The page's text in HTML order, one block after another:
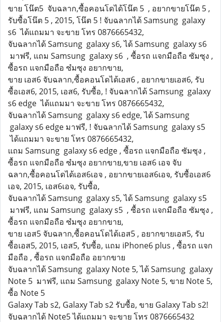
ขาย โน๊ต5 จับฉลาก,ซื้อคอนโดได้โน๊ต 5 , อยากขายโน๊ต 5 ,
รับซื้อโน๊ต 5 , 2015, โน๊ต 5 ! จับฉลากได้ Samsung galaxy
s6 ได้แถมมา จะขาย โทร 0876665432,
จับฉลากได้ Samsung galaxy s6, ได้ Samsung galaxy s6
มาฟรี, แถม Samsung galaxy s6 , ซื้อรถ แจกมือถือ ซัมซุง ,
ซื้อรถ แจกมือถือ ซํมซุง อยากขาย,
ขาย เอส6 จับฉลาก,ซื้อคอนโดได้เอส6 , อยากขายเอส6, รับ
ซื้อเอส6, 2015, เอส6, รับซื้อ, ! จับฉลากได้ Samsung galaxy
s6 edge ได้แถมมา จะขาย โทร 0876665432,
จับฉลากได้ Samsung galaxy s6 edge, ได้ Samsung
galaxy s6 edge มาฟรี, ! จับฉลากได้ Samsung galaxy s5
ได้แถมมา จะขาย โทร 0876665432,
แถม Samsung galaxy s6 edge , ซื้อรถ แจกมือถือ ซัมซุง ,
ซื้อรถ แจกมือถือ ซํมซุง อยากขาย,ขาย เอส6 เอจ จับ
ฉลาก,ซื้อคอนโดได้เอส6เอจ , อยากขายเอส6เอจ, รับซื้อเอส6
เอจ, 2015, เอส6เอจ, รับซื้อ,
จับฉลากได้ Samsung galaxy s5, ได้ Samsung galaxy s5
มาฟรี, แถม Samsung galaxy s5 , ซื้อรถ แจกมือถือ ซัมซุง ,
ซื้อรถ แจกมือถือ ซํมซุง อยากขาย,
ขาย เอส5 จับฉลาก,ซื้อคอนโดได้เอส5 , อยากขายเอส5, รับ
ซื้อเอส5, 2015, เอส5, รับซื้อ, แถม iPhone6 plus , ซื้อรถ แจก
มือถือ , ซื้อรถ แจกมือถือ อยากขาย
จับฉลากได้ Samsung galaxy Note 5, ได้ Samsung galaxy
Note 5 มาฟรี, แถม Samsung galaxy Note 5, ขาย Note 5,
ซื้อ Note 5
Galaxy Tab s2, Galaxy Tab s2 รับซื้อ, ขาย Galaxy Tab s2!
จับฉลากได้ Note5 ได้แถมมา จะขาย โทร 0876665432